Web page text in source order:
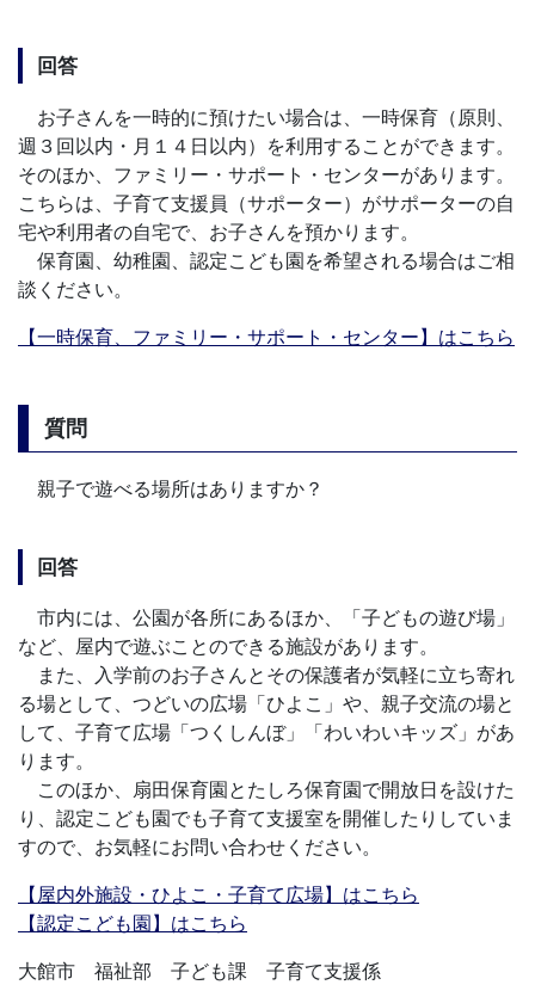
回答
お子さんを一時的に預けたい場合は、一時保育（原則、
週３回以内・月１４日以内）を利用することができます。
そのほか、ファミリー・サポート・センターがあります。
こちらは、子育て支援員（サポーター）がサポーターの自
宅や利用者の自宅で、お子さんを預かります。
保育園、幼稚園、認定こども園を希望される場合はご相
談ください。
【一時保育、ファミリー・サポート・センター】はこちら
質問
親子で遊べる場所はありますか？
回答
市内には、公園が各所にあるほか、「子どもの遊び場」
など、屋内で遊ぶことのできる施設があります。
また、入学前のお子さんとその保護者が気軽に立ち寄れ
る場として、つどいの広場「ひよこ」や、親子交流の場と
して、子育て広場「つくしんぼ」「わいわいキッズ」があ
ります。
このほか、扇田保育園とたしろ保育園で開放日を設けた
り、認定こども園でも子育て支援室を開催したりしていま
すので、お気軽にお問い合わせください。
【屋内外施設・ひよこ・子育て広場】はこちら
【認定こども園】はこちら
大館市 福祉部 子ども課 子育て支援係